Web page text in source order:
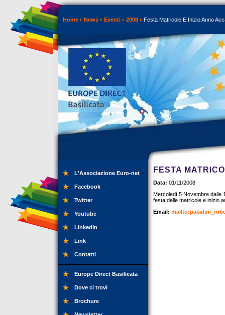
Home News Eventi 2008 Festa Matricole E Inizio Anno
L'Associazione Euro-net
Facebook
Twitter
Youtube
LinkedIn
Link
Contatti
Europe Direct Basilicata
Dove ci trovi
Brochure
FESTA
Data: 01/11/2008
Mercoledì 5 Novembre dalle
festa delle matricole e inizio
Email: mailto: